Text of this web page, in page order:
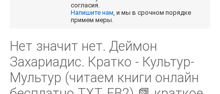
согласия.
Напишите нам , и мы в срочном порядке
примем меры.
Нет значит нет. Деймон
Захариадис. Кратко - Культур-
Мультур (читаем книги онлайн